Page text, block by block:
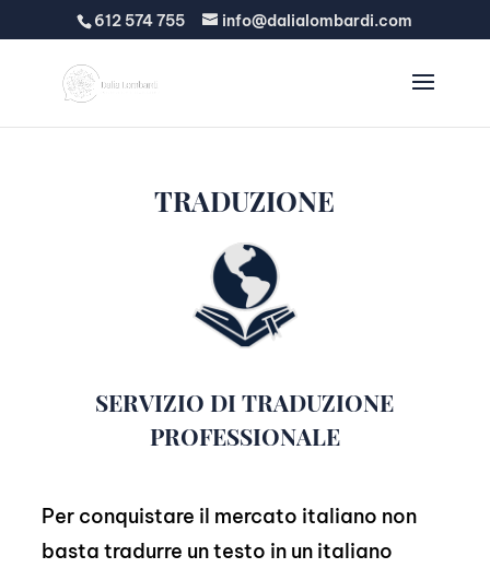
612 574 755 info@dalialombardi.com
TRADUZIONE
SERVIZIO DI TRADUZIONE
PROFESSIONALE
Per conquistare il mercato italiano non
basta tradurre un testo in un italiano